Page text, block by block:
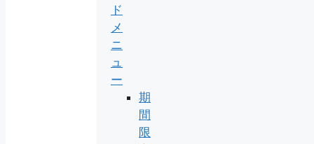
ド
メ
ニ
ュ
ー
期
間
限